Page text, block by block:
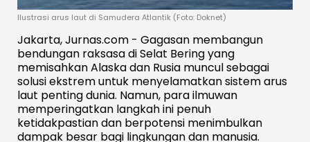
Ilustrasi arus laut di Samudera Atlantik (Foto: Doknet)
Jakarta, Jurnas.com - Gagasan membangun
bendungan raksasa di Selat Bering yang
memisahkan Alaska dan Rusia muncul sebagai
solusi ekstrem untuk menyelamatkan sistem arus
laut penting dunia. Namun, para ilmuwan
memperingatkan langkah ini penuh
ketidakpastian dan berpotensi menimbulkan
dampak besar bagi lingkungan dan manusia.